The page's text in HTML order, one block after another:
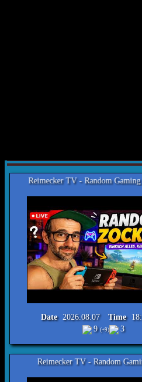
- Random Gaming Livestream
Date 2026.08.07 Time
9(+9) 3
TV - Random Gaming Livestream